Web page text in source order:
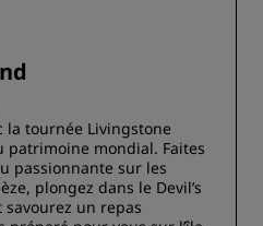
la tournée Livingstone
patrimoine mondial. Faites
passionnante sur les
plongez dans le Devil’s
savourez un repas